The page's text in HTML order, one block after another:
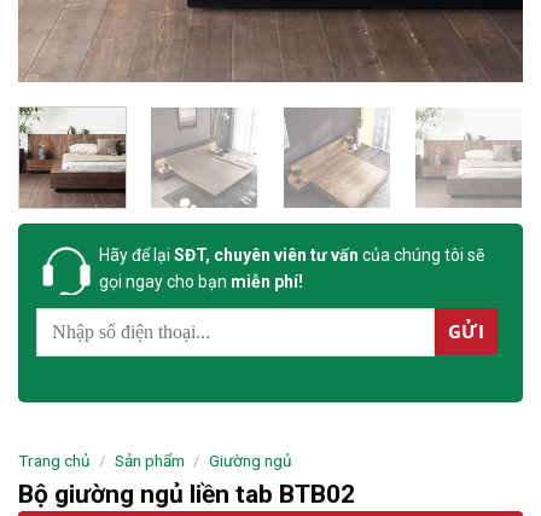
Hãy để lại SĐT, chuyên viên tư vấn của chúng tôi sẽ
gọi ngay cho bạn miễn phí!
Trang chủ / Sản phẩm / Giường ngủ
Bộ giường ngủ liền tab BTB02